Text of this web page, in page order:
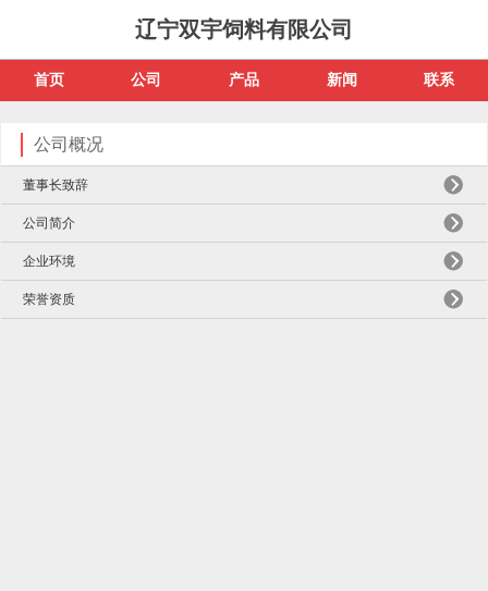
辽宁双宇饲料有限公司
首页 公司 产品 新闻 联系
公司概况
董事长致辞
公司简介
企业环境
荣誉资质